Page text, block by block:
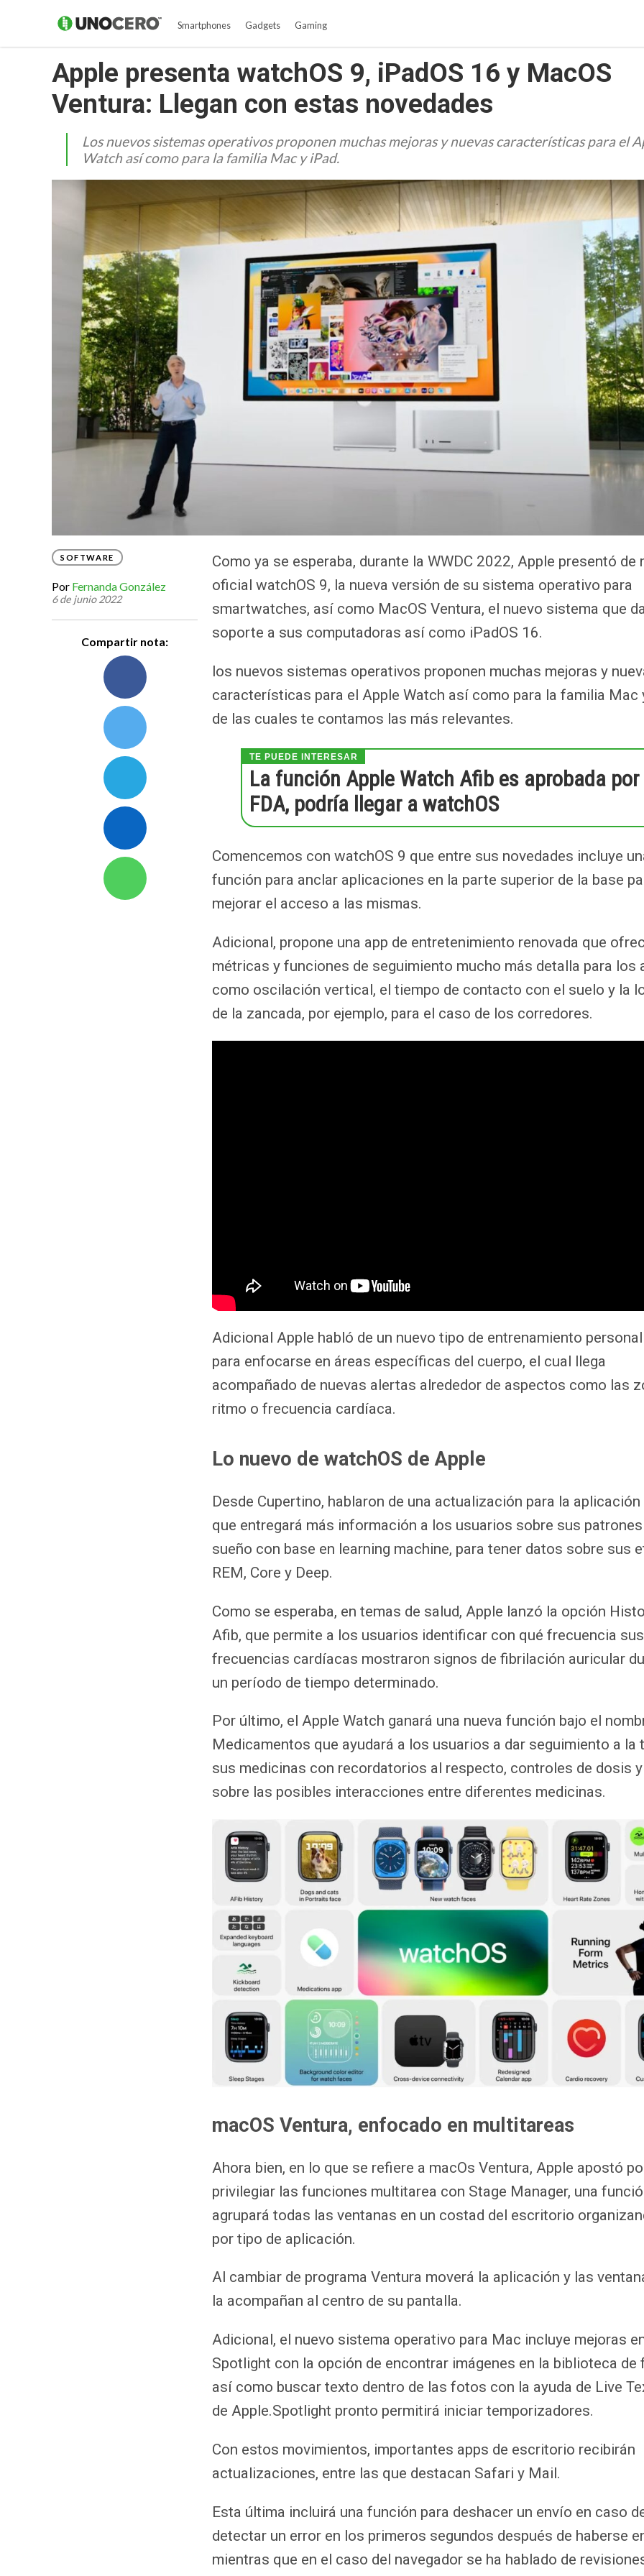
Smartphones Gadgets Gaming
Apple presenta watchOS 9, iPadOS 16 y MacOS
Ventura: Llegan con estas novedades
Los nuevos sistemas operativos proponen muchas mejoras y nuevas características para el
Watch así como para la familia Mac y iPad.
SOFTWARE
Por Fernanda González
6 de junio 2022
Compartir nota:
Como ya se esperaba, durante la WWDC 2022, Apple presentó de
oficial watchOS 9, la nueva versión de su sistema operativo para
smartwatches, así como MacOS Ventura, el nuevo sistema que
soporte a sus computadoras así como iPadOS 16.
los nuevos sistemas operativos proponen muchas mejoras y
características para el Apple Watch así como para la familia Mac
de las cuales te contamos las más relevantes.
La función Apple Watch Afib es aprobada
FDA, podría llegar a watchOS
Comencemos con watchOS 9 que entre sus novedades incluye
función para anclar aplicaciones en la parte superior de la base
mejorar el acceso a las mismas.
Adicional, propone una app de entretenimiento renovada que
métricas y funciones de seguimiento mucho más detalla para los
como oscilación vertical, el tiempo de contacto con el suelo y la
de la zancada, por ejemplo, para el caso de los corredores.
Adicional Apple habló de un nuevo tipo de entrenamiento
para enfocarse en áreas específicas del cuerpo, el cual llega
acompañado de nuevas alertas alrededor de aspectos como las
ritmo o frecuencia cardíaca.
Lo nuevo de watchOS de Apple
Desde Cupertino, hablaron de una actualización para la aplicación
que entregará más información a los usuarios sobre sus
sueño con base en learning machine, para tener datos sobre sus
REM, Core y Deep.
Como se esperaba, en temas de salud, Apple lanzó la opción
Afib, que permite a los usuarios identificar con qué frecuencia sus
frecuencias cardíacas mostraron signos de fibrilación auricular
un período de tiempo determinado.
Por último, el Apple Watch ganará una nueva función bajo el
Medicamentos que ayudará a los usuarios a dar seguimiento a la
sus medicinas con recordatorios al respecto, controles de dosis
sobre las posibles interacciones entre diferentes medicinas.
macOS Ventura, enfocado en multitareas
Ahora bien, en lo que se refiere a macOs Ventura, Apple apostó
privilegiar las funciones multitarea con Stage Manager, una
agrupará todas las ventanas en un costad del escritorio
por tipo de aplicación.
Al cambiar de programa Ventura moverá la aplicación y las
la acompañan al centro de su pantalla.
Adicional, el nuevo sistema operativo para Mac incluye mejoras
Spotlight con la opción de encontrar imágenes en la biblioteca de
así como buscar texto dentro de las fotos con la ayuda de Live
de Apple.Spotlight pronto permitirá iniciar temporizadores.
Con estos movimientos, importantes apps de escritorio recibirán
actualizaciones, entre las que destacan Safari y Mail.
Esta última incluirá una función para deshacer un envío en caso
detectar un error en los primeros segundos después de haberse
mientras que en el caso del navegador se ha hablado de